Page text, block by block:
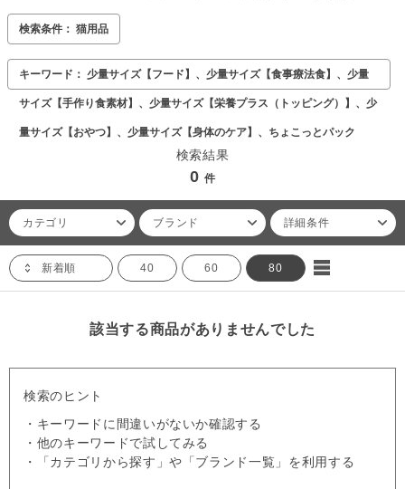
検索条件： 猫用品
キーワード： 少量サイズ【フード】、少量サイズ【食事療法食】、少量
サイズ【手作り食素材】、少量サイズ【栄養プラス（トッピング）】、少
量サイズ【おやつ】、少量サイズ【身体のケア】、ちょこっとパック
検索結果
0 件
カテゴリ ブランド 詳細条件
新着順 40 60 80
該当する商品がありませんでした
検索のヒント
・キーワードに間違いがないか確認する
・他のキーワードで試してみる
・「カテゴリから探す」や「ブランド一覧」を利用する